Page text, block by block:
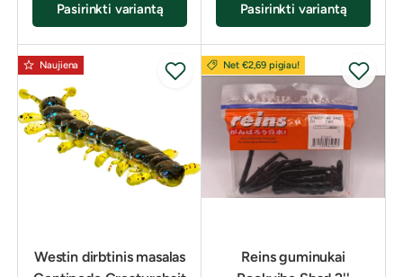
Pasirinkti variantą Pasirinkti variantą
Naujiena
Westin dirbtinis masalas
Net €2,69 pigiau!
Reins guminukai